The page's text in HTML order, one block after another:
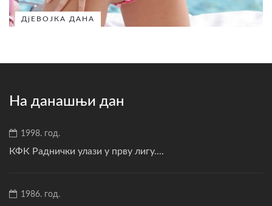
ДјЕВОЈКА ДАНА
На данашњи дан
1998. год.
КФК Раднички улази у прву лигу....
1986. год.